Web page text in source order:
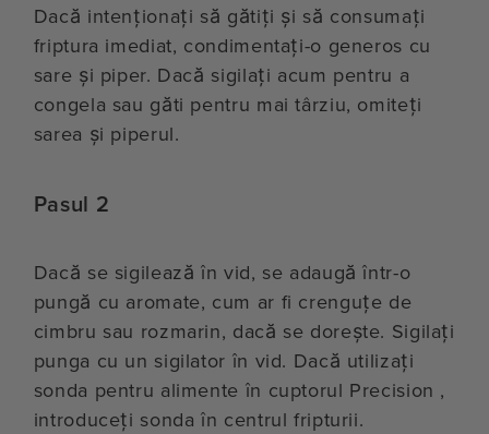
Dacă intenționați să gătiți și să consumați
friptura imediat, condimentați-o generos cu
sare și piper. Dacă sigilați acum pentru a
congela sau găti pentru mai târziu, omiteți
sarea și piperul.
Pasul 2
Dacă se sigilează în vid, se adaugă într-o
pungă cu aromate, cum ar fi crenguțe de
cimbru sau rozmarin, dacă se dorește. Sigilați
punga cu un sigilator în vid. Dacă utilizați
sonda pentru alimente în cuptorul Precision ,
introduceți sonda în centrul fripturii.